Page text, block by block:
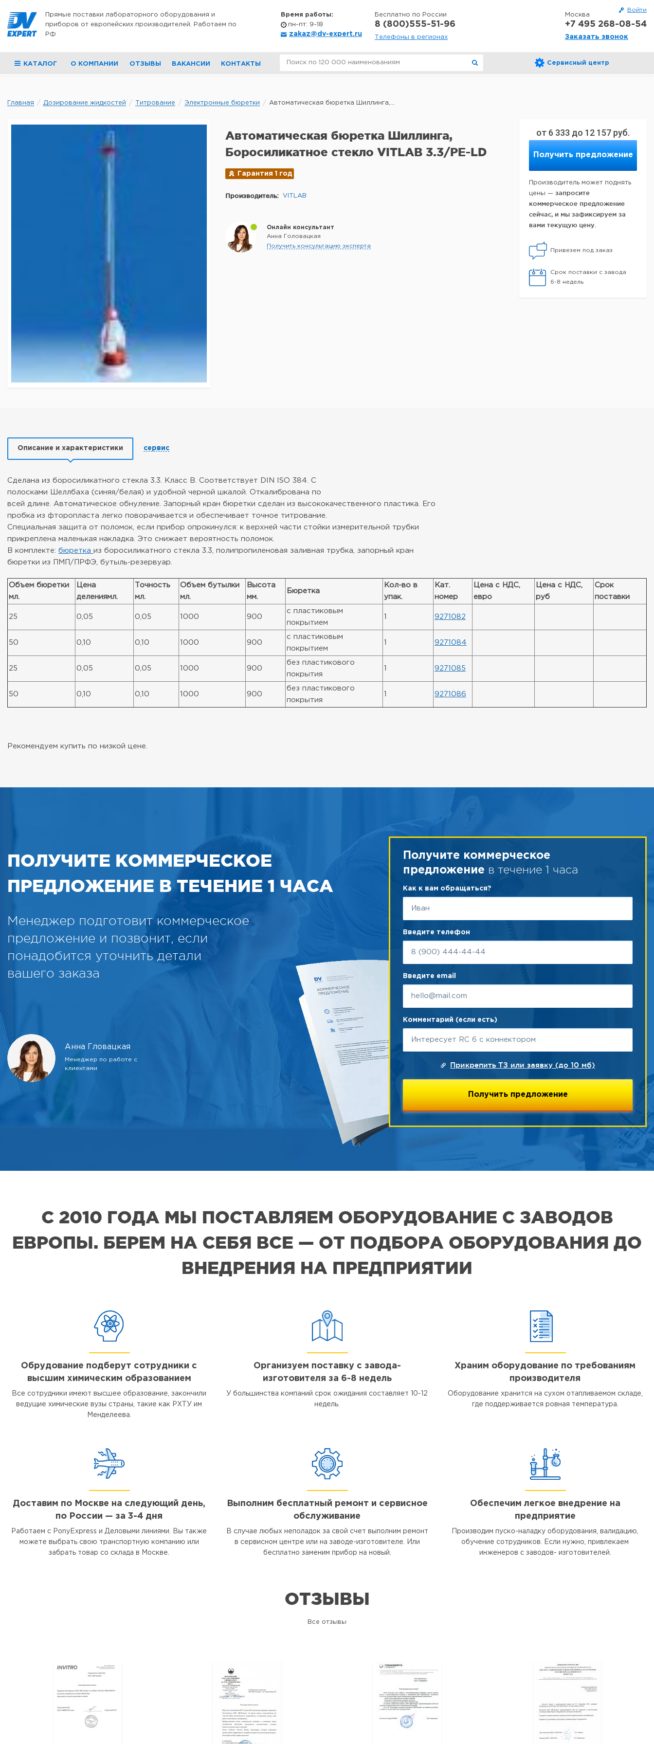
Войти
Прямые поставки лабораторного оборудования и
приборов от европейских производителей. Работаем по
РФ
Время работы:
пн-пт: 9-18
zakaz@dv-expert.ru
Бесплатно по России
8 (800)555-51-96
Телефоны в регионах
Москва
+7 495 268-08-54
Заказать звонок
КАТАЛОГ О КОМПАНИИ ОТЗЫВЫ ВАКАНСИИ КОНТАКТЫ Сервисный центр
Главная Дозирование жидкостей Титрование Электронные бюретки Автоматическая бюретка Шиллинга,...
от 6 333 до 12 157 руб.
Получить предложение
Производитель может поднять
цены — запросите
коммерческое предложение
сейчас, и мы зафиксируем за
вами текущую цену.
Привезем под заказ
Срок поставки с завода
6-8 недель
Автоматическая бюретка Шиллинга,
Боросиликатное стекло VITLAB 3.3/PE-LD
Гарантия 1 год
Производитель: VITLAB
Онлайн консультант
Анна Головацкая
Получить консультацию эксперта
Описание и характеристики сервис
Сделана из боросиликатного стекла 3.3. Класс В. Соответствует DIN ISO 384. С
полосками Шеллбаха (синяя/белая) и удобной черной шкалой. Откалибрована по
всей длине. Автоматическое обнуление. Запорный кран бюретки сделан из высококачественного пластика. Его
пробка из фторопласта легко поворачивается и обеспечивает точное титрование.
Специальная защита от поломок, если прибор опрокинулся: к верхней части стойки измерительной трубки
прикреплена маленькая накладка. Это снижает вероятность поломок.
В комплекте: бюретка из боросиликатного стекла 3.3, полипропиленовая заливная трубка, запорный кран
бюретки из ПМП/ПРФЭ, бутыль-резервуар.
Объем бюретки
мл.
Цена
делениямл.
Точность
мл.
Объем бутылки
мл.
Высота
мм.
Бюретка
Кол-во в
упак.
Кат.
номер
Цена с НДС,
евро
Цена с НДС,
руб
Срок
поставки
25 0,05 0,05 1000 900
с пластиковым
покрытием
9271082
50 0,10 0,10 1000 900
с пластиковым
покрытием
9271084
25 0,05 0,05 1000 900
без пластикового
покрытия
9271085
50 0,10 0,10 1000 900
без пластикового
покрытия
9271086
Рекомендуем купить по низкой цене.
ПОЛУЧИТЕ КОММЕРЧЕСКОЕ
ПРЕДЛОЖЕНИЕ В ТЕЧЕНИЕ 1 ЧАСА
Менеджер подготовит коммерческое
предложение и позвонит, если
понадобится уточнить детали
вашего заказа
Анна Гловацкая
Менеджер по работе с
клиентами
Получите коммерческое
предложение в течение 1 часа
Как к вам обращаться?
Введите телефон
Введите email
Комментарий (если есть)
Прикрепить ТЗ или заявку (до 10 мб)
С 2010 ГОДА МЫ ПОСТАВЛЯЕМ ОБОРУДОВАНИЕ С ЗАВОДОВ
ЕВРОПЫ. БЕРЕМ НА СЕБЯ ВСЕ — ОТ ПОДБОРА ОБОРУДОВАНИЯ ДО
ВНЕДРЕНИЯ НА ПРЕДПРИЯТИИ
Обрудование подберут сотрудники с
высшим химическим образованием
Все сотрудники имеют высшее образование, закончили
ведущие химические вузы страны, такие как РХТУ им
Менделеева.
Организуем поставку с завода-
изготовителя за 6-8 недель
У большинства компаний срок ожидания составляет 10-12
недель.
Храним оборудование по требованиям
производителя
Оборудование хранится на сухом отапливаемом складе,
где поддерживается ровная температура.
Доставим по Москве на следующий день,
по России — за 3-4 дня
Работаем с PonyExpress и Деловыми линиями. Вы также
можете выбрать свою транспортную компанию или
забрать товар со склада в Москве.
Выполним бесплатный ремонт и сервисное
обслуживание
В случае любых неполадок за свой счет выполним ремонт
в сервисном центре или на заводе-изготовителе. Или
бесплатно заменим прибор на новый.
Обеспечим легкое внедрение на
предприятие
Производим пуско-наладку оборудования, валидацию,
обучение сотрудников. Если нужно, привлекаем
инженеров с заводов- изготовителей.
ОТЗЫВЫ
Все отзывы